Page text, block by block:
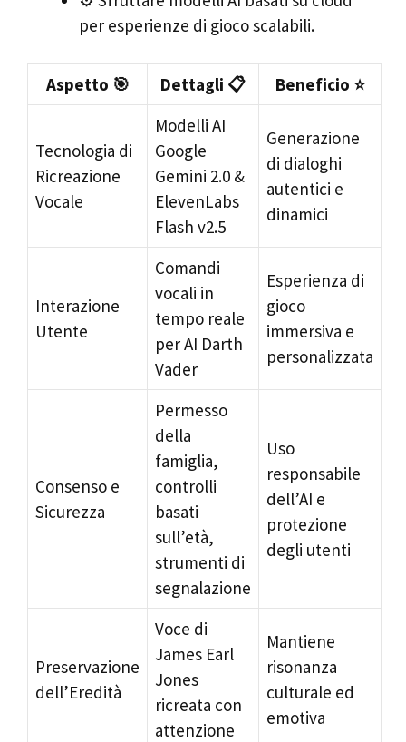
per esperienze di gioco scalabili.
Aspetto 🎯 Dettagli 📋 Beneficio ⭐
Tecnologia di
Ricreazione
Vocale
Modelli AI
Google
Gemini 2.0 &
ElevenLabs
Flash v2.5
Generazione
di dialoghi
autentici e
dinamici
Interazione
Utente
Comandi
vocali in
tempo reale
per AI Darth
Vader
Esperienza di
gioco
immersiva e
personalizzata
Consenso e
Sicurezza
Permesso
della
famiglia,
controlli
basati
sull’età,
strumenti di
segnalazione
Uso
responsabile
dell’AI e
protezione
degli utenti
Preservazione
dell’Eredità
Voce di
James Earl
Jones
ricreata con
attenzione
Mantiene
risonanza
culturale ed
emotiva